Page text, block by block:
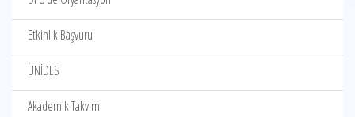
Etkinlik Başvuru
ÜNİDES
Akademik Takvim